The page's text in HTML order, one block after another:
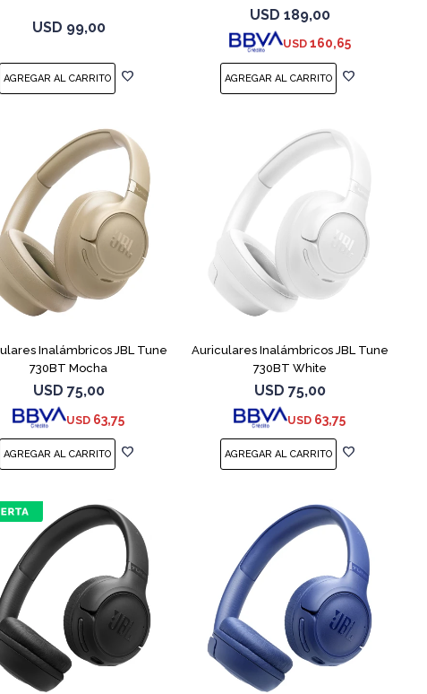
USD 99,00
USD 189,00
USD 160,65
Inalámbricos JBL Tune
730BT Mocha
USD 75,00
USD 63,75
Auriculares Inalámbricos JBL Tune
730BT White
USD 75,00
USD 63,75